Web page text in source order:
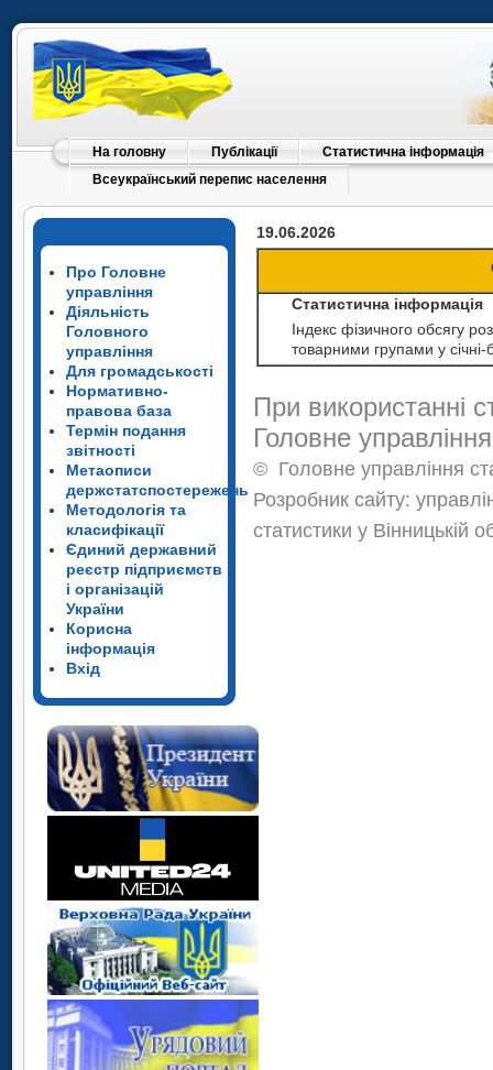
На головну Публікації
Статистична інформація
Всеукраїнський перепис населення
Про Головне
управління
Діяльність
Головного
управління
Для громадськості
Нормативно-
правова база
Термін подання
звітності
Метаописи
держстатспостережень
Методологія та
класифікації
Єдиний державний
реєстр підприємств
і організацій
України
Корисна
інформація
Вхід
19.06.2026
Статистична інформація
Індекс фізичного обсягу
товарними групами у січні-
При використанні
Головне
© Головне управління
Розробник сайту:
статистики у Вінницькій